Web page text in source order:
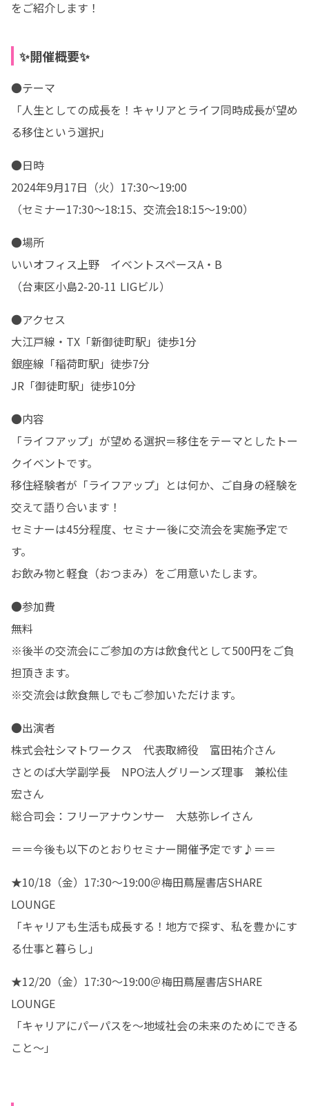
をご紹介します！
✨開催概要✨
●テーマ
「人生としての成長を！キャリアとライフ同時成長が望め
る移住という選択」
●日時
2024年9月17日（火）17:30～19:00
（セミナー17:30～18:15、交流会18:15～19:00）
●場所
いいオフィス上野　イベントスペースA・B
（台東区小島2-20-11 LIGビル）
●アクセス
大江戸線・TX「新御徒町駅」徒歩1分
銀座線「稲荷町駅」徒歩7分
JR「御徒町駅」徒歩10分
●内容
「ライフアップ」が望める選択＝移住をテーマとしたトー
クイベントです。
移住経験者が「ライフアップ」とは何か、ご自身の経験を
交えて語り合います！
セミナーは45分程度、セミナー後に交流会を実施予定で
す。
お飲み物と軽食（おつまみ）をご用意いたします。
●参加費
無料
※後半の交流会にご参加の方は飲食代として500円をご負
担頂きます。
※交流会は飲食無しでもご参加いただけます。
●出演者
株式会社シマトワークス　代表取締役　富田祐介さん
さとのば大学副学長　NPO法人グリーンズ理事　兼松佳
宏さん
総合司会：フリーアナウンサー　大慈弥レイさん
＝＝今後も以下のとおりセミナー開催予定です♪＝＝
★10/18（金）17:30～19:00＠梅田蔦屋書店SHARE
LOUNGE
「キャリアも生活も成長する！地方で探す、私を豊かにす
る仕事と暮らし」
★12/20（金）17:30～19:00＠梅田蔦屋書店SHARE
LOUNGE
「キャリアにパーパスを～地域社会の未来のためにできる
こと～」